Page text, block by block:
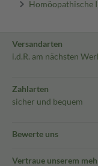
Homöopathische
Versandarten
i.d.R. am nächsten
Zahlarten
sicher und bequem
Bewerte uns
Vertraue unserem